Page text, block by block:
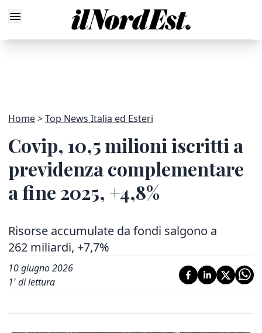
Home Top News Italia ed Esteri
Covip, 10,5 milioni iscritti a
previdenza complementare
a fine 2025, +4,8%
Risorse accumulate da fondi salgono a
262 miliardi, +7,7%
10 giugno 2026
1' di lettura